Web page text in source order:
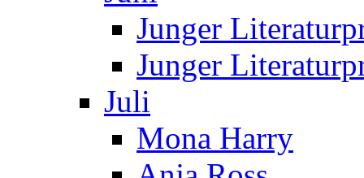
Junger
Junger
Juli
Mona Harry